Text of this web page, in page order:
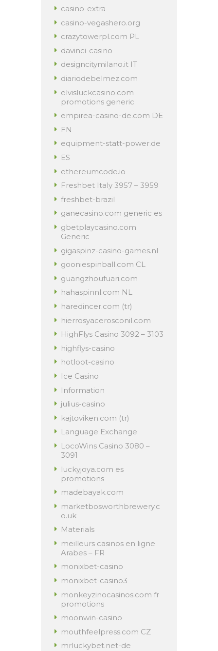
casino-extra
casino-vegashero.org
crazytowerpl.com PL
davinci-casino
designcitymilano.it IT
diariodebelmez.com
elvisluckcasino.com
promotions generic
empirea-casino-de.com DE
EN
equipment-statt-power.de
ES
ethereumcode.io
Freshbet Italy 3957 – 3959
freshbet-brazil
ganecasino.com generic es
gbetplaycasino.com
Generic
gigaspinz-casino-games.nl
gooniespinball.com CL
guangzhoufuari.com
hahaspinnl.com NL
haredincer.com (tr)
hierrosyacerosconil.com
HighFlys Casino 3092 – 3103
highflys-casino
hotloot-casino
Ice Casino
Information
julius-casino
kajtoviken.com (tr)
Language Exchange
LocoWins Casino 3080 –
3091
luckyjoya.com es
promotions
madebayak.com
marketbosworthbrewery.c
o.uk
Materials
meilleurs casinos en ligne
Arabes – FR
monixbet-casino
monixbet-casino3
monkeyzinocasinos.com fr
promotions
moonwin-casino
mouthfeelpress.com CZ
mrluckybet.net-de